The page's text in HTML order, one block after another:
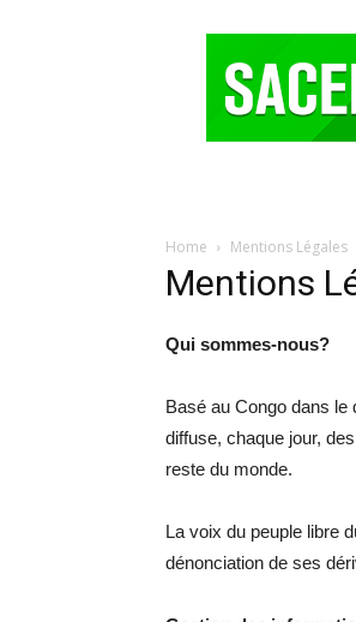
Home Mentions Légales
Mentions
Qui sommes-nous?
Basé au Congo dans
diffuse, chaque jour,
reste du monde.
La voix du peuple libre
dénonciation de ses